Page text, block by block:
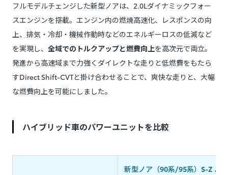
フルモデルチェンジした新型ノアは、2.0Lダイナミックフォー
スエンジンを搭載。エンジン内の燃焼高速化、レスポンスの向
上、排気・冷却・機械作動時などのエネルギーロスの低減など
を実現し、 全域でのトルクアップと燃費向上を高次元で両立。
発進から高速域まで力強くダイレクトな走りと低燃費をもたら
すDirect Shift-CVTと掛け合わせることで、爽快な走りと、大幅
な燃費向上を可能にしました。
ハイブリッド車のパワーユニットを比較
新型ノア（90系/95系）S-Z ハ